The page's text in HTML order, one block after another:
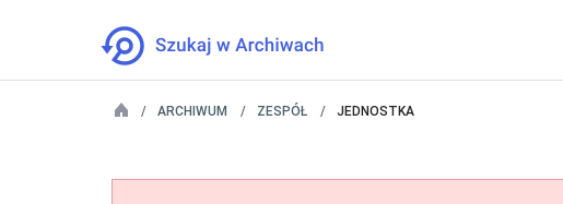
ARCHIWUM ZESPÓŁ JEDNOSTKA